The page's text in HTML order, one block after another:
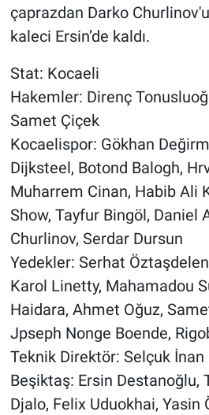
çaprazdan Darko
kaleci Ersin’de kaldı.
Stat: Kocaeli
Hakemler: Direnç
Samet Çiçek
Kocaelispor: Gökhan
Dijksteel, Botond Balogh,
Muharrem Cinan, Habib Ali
Show, Tayfur Bingöl, Daniel
Churlinov, Serdar Dursun
Yedekler: Serhat
Karol Linetty, Mahamadou
Haidara, Ahmet Oğuz,
Jpseph Nonge Boende,
Teknik Direktör: Selçuk İnan
Beşiktaş: Ersin Destanoğlu,
Djalo, Felix Uduokhai, Yasin